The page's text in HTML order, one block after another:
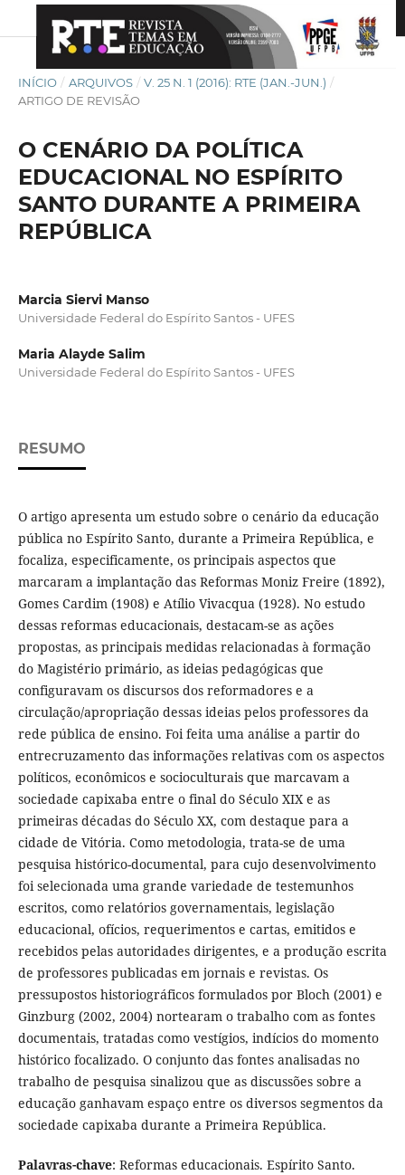
INÍCIO / ARQUIVOS / V. 25 N. 1 (2016): RTE (JAN.-JUN.) /
ARTIGO DE REVISÃO
O CENÁRIO DA POLÍTICA
EDUCACIONAL NO ESPÍRITO
SANTO DURANTE A PRIMEIRA
REPÚBLICA
Marcia Siervi Manso
Universidade Federal do Espírito Santos - UFES
Maria Alayde Salim
Universidade Federal do Espírito Santos - UFES
RESUMO
O artigo apresenta um estudo sobre o cenário da educação
pública no Espírito Santo, durante a Primeira República, e
focaliza, especificamente, os principais aspectos que
marcaram a implantação das Reformas Moniz Freire (1892),
Gomes Cardim (1908) e Atílio Vivacqua (1928). No estudo
dessas reformas educacionais, destacam-se as ações
propostas, as principais medidas relacionadas à formação
do Magistério primário, as ideias pedagógicas que
configuravam os discursos dos reformadores e a
circulação/apropriação dessas ideias pelos professores da
rede pública de ensino. Foi feita uma análise a partir do
entrecruzamento das informações relativas com os aspectos
políticos, econômicos e socioculturais que marcavam a
sociedade capixaba entre o final do Século XIX e as
primeiras décadas do Século XX, com destaque para a
cidade de Vitória. Como metodologia, trata-se de uma
pesquisa histórico-documental, para cujo desenvolvimento
foi selecionada uma grande variedade de testemunhos
escritos, como relatórios governamentais, legislação
educacional, ofícios, requerimentos e cartas, emitidos e
recebidos pelas autoridades dirigentes, e a produção escrita
de professores publicadas em jornais e revistas. Os
pressupostos historiográficos formulados por Bloch (2001) e
Ginzburg (2002, 2004) nortearam o trabalho com as fontes
documentais, tratadas como vestígios, indícios do momento
histórico focalizado. O conjunto das fontes analisadas no
trabalho de pesquisa sinalizou que as discussões sobre a
educação ganhavam espaço entre os diversos segmentos da
sociedade capixaba durante a Primeira República.
Palavras-chave: Reformas educacionais. Espírito Santo.